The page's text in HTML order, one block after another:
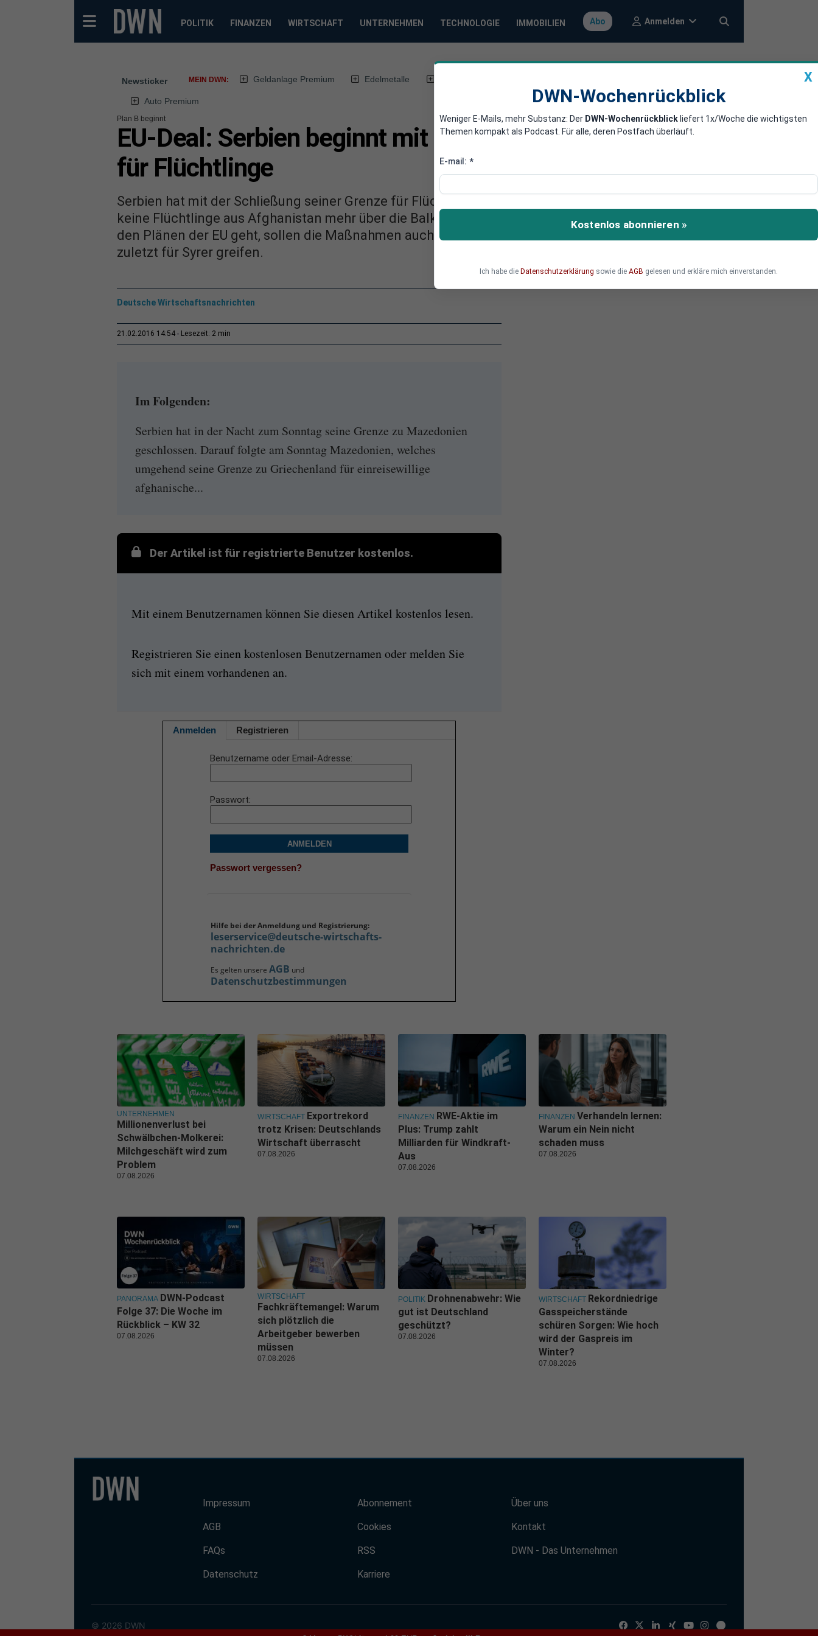
POLITIK FINANZEN WIRTSCHAFT UNTERNEHMEN TECHNOLOGIE IMMOBILIEN Abo Anmelden
Newsticker MEIN DWN: Geldanlage Premium Edelmetalle
Auto Premium
Plan B beginnt
EU-Deal: Serbien beginnt mit Schließung der Grenze
für Flüchtlinge
Serbien hat mit der Schließung seiner Grenze für Flüchtlinge begonnen. Belgrad lässt ab sofort
keine Flüchtlinge aus Afghanistan mehr über die Balkan-Route in die EU reisen. Wenn es nach
den Plänen der EU geht, sollen die Maßnahmen auch bald für Flüchtlinge aus dem Irak und
zuletzt für Syrer greifen.
Deutsche Wirtschaftsnachrichten
21.02.2016 14:54 Lesezeit: 2 min
Im Folgenden:
Serbien hat in der Nacht zum Sonntag seine Grenze zu Mazedonien
geschlossen. Darauf folgte am Sonntag Mazedonien, welches
umgehend seine Grenze zu Griechenland für einreisewillige
afghanische...
Der Artikel ist für registrierte Benutzer kostenlos.
Mit einem Benutzernamen können Sie diesen Artikel kostenlos lesen.
Registrieren Sie einen kostenlosen Benutzernamen oder melden Sie
sich mit einem vorhandenen an.
Anmelden Registrieren
Benutzername oder Email-Adresse
Passwort
ANMELDEN
Passwort vergessen?
Hilfe bei der Anmeldung und Registrierung:
leserservice@deutsche-wirtschafts-
nachrichten.de
Es gelten unsere AGB und
Datenschutzbestimmungen
X
DWN-Wochenrückblick
Weniger E-Mails, mehr Substanz: Der DWN-Wochenrückblick liefert 1x/Woche die wichtigsten
Themen kompakt als Podcast. Für alle, deren Postfach überläuft.
E-mail: *
Kostenlos abonnieren »
Ich habe die Datenschutzerklärung sowie die AGB gelesen und erkläre mich einverstanden.
UNTERNEHMEN
Millionenverlust bei
Schwälbchen-Molkerei:
Milchgeschäft wird zum
Problem
07.08.2026
WIRTSCHAFT Exportrekord
trotz Krisen: Deutschlands
Wirtschaft überrascht
07.08.2026
FINANZEN RWE-Aktie im
Plus: Trump zahlt
Milliarden für Windkraft-
Aus
07.08.2026
FINANZEN Verhandeln lernen:
Warum ein Nein nicht
schaden muss
07.08.2026
PANORAMA DWN-Podcast
Folge 37: Die Woche im
Rückblick – KW 32
07.08.2026
WIRTSCHAFT
Fachkräftemangel: Warum
sich plötzlich die
Arbeitgeber bewerben
müssen
07.08.2026
POLITIK Drohnenabwehr: Wie
gut ist Deutschland
geschützt?
07.08.2026
WIRTSCHAFT Rekordniedrige
Gasspeicherstände
schüren Sorgen: Wie hoch
wird der Gaspreis im
Winter?
07.08.2026
Impressum
AGB
FAQs
Datenschutz
Abonnement
Cookies
RSS
Karriere
Über uns
Kontakt
DWN - Das Unternehmen
© 2026 DWN